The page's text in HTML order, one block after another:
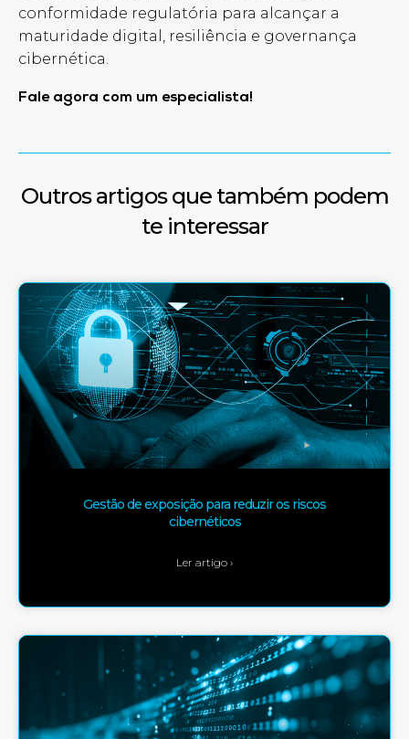
conformidade regulatória para alcançar a
maturidade digital, resiliência e governança
cibernética.
Fale agora com um especialista!
Outros artigos que também podem
te interessar
Gestão de exposição para reduzir os riscos
cibernéticos
Ler artigo ›